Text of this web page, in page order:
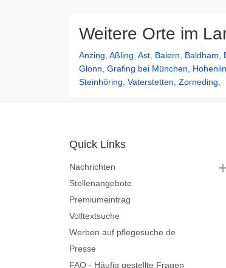
Weitere Orte im
Anzing Aßling Ast Baiern Baldham
Glonn Grafing bei München
Steinhöring Vaterstetten Zorneding
Quick Links
Nachrichten
Stellenangebote
Premiumeintrag
Volltextsuche
Werben auf pflegesuche.de
Presse
FAQ - Häufig gestellte Fragen